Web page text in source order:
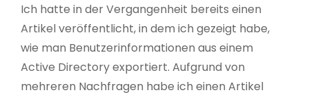
Ich hatte in der Vergangenheit bereits einen
Artikel veröffentlicht, in dem ich gezeigt habe,
wie man Benutzerinformationen aus einem
Active Directory exportiert. Aufgrund von
mehreren Nachfragen habe ich einen Artikel